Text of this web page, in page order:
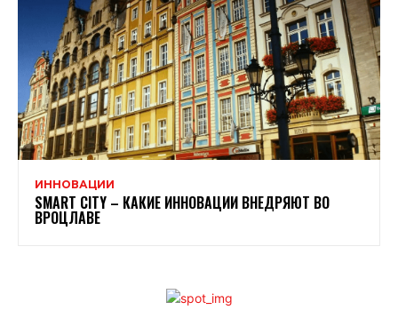
ИННОВАЦИИ
SMART CITY – КАКИЕ ИННОВАЦИИ ВНЕДРЯЮТ ВО
ВРОЦЛАВЕ